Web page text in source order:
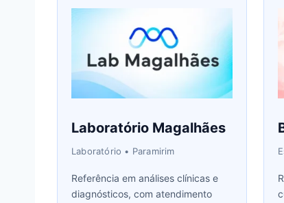
Laboratório Magalhães
Laboratório • Paramirim
Referência em análises clínicas e
diagnósticos, com atendimento